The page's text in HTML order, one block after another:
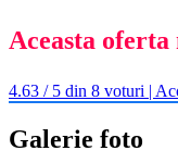
Aceasta
4.63 / 5 din 8 voturi |
Galerie foto